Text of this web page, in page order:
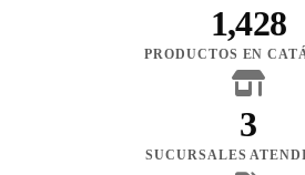
1,428
PRODUCTOS EN
3
SUCURSALES